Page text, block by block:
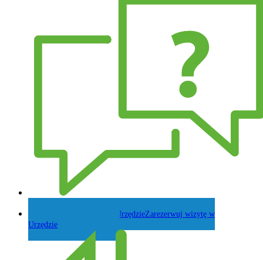
Zarezerwuj wizytę w
Urzędzie